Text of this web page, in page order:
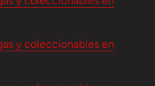
y coleccionables en